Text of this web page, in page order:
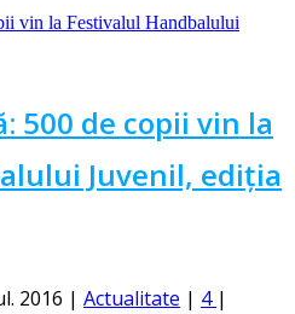
500 de copii vin la
Juvenil, ediția
2016 | Actualitate | 4 |